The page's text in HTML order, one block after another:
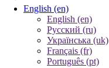
English (en)
English (en)
Русский (ru)
Українська (uk)
Français (fr)
Português (pt)